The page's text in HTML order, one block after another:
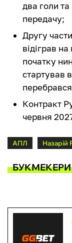
два голи
передачу;
Другу
відіграв
початку
стартував
Контракт
червня
АПЛ Назарій
БУКМЕКЕРИ